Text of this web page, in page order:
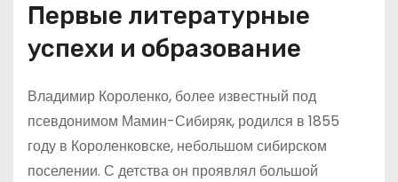
Первые литературные
успехи и образование
Владимир Короленко, более известный под
псевдонимом Мамин-Сибиряк, родился в 1855
году в Короленковске, небольшом сибирском
поселении. С детства он проявлял большой